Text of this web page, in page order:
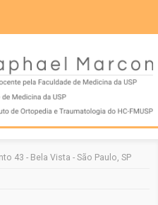
43 - Bela Vista - São Paulo, SP